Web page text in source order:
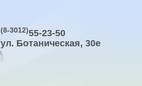
(8-3012)55-23-50
ул. Ботаническая, 30е